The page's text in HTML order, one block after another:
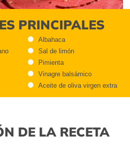
PRINCIPALES
Albahaca
Sal de limón
Pimienta
Vinagre balsámico
Aceite de oliva virgen extra
DE LA RECETA